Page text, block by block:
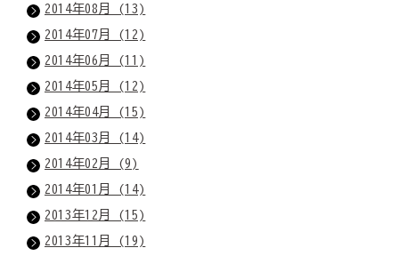
2014年08月 (13)
2014年07月 (12)
2014年06月 (11)
2014年05月 (12)
2014年04月 (15)
2014年03月 (14)
2014年02月 (9)
2014年01月 (14)
2013年12月 (15)
2013年11月 (19)